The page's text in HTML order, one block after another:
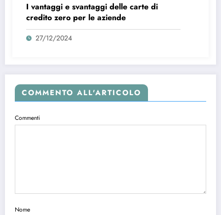
I vantaggi e svantaggi delle carte di
credito zero per le aziende
27/12/2024
COMMENTO ALL'ARTICOLO
Commenti
Nome